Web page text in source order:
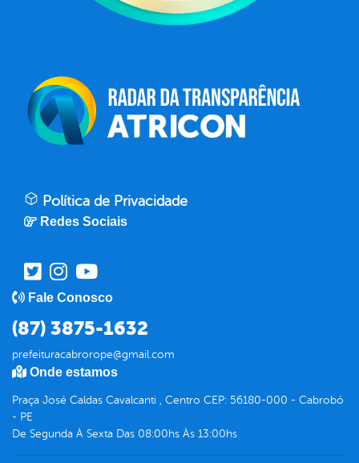
Política de Privacidade
Redes Sociais
Fale Conosco
(87) 3875-1632
prefeituracabrorope@gmail.com
Onde estamos
Praça José Caldas Cavalcanti , Centro CEP: 56180-000 - Cabrobó
- PE
De Segunda À Sexta Das 08:00hs Às 13:00hs